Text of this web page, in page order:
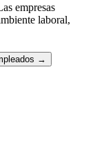
empresas
laboral,
→